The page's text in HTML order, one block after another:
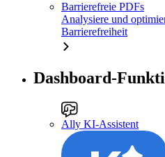
Barrierefreie PDFs
Analysiere und
Barrierefreiheit
Dashboard-
Ally KI-Assistent